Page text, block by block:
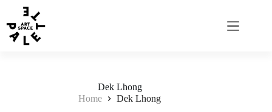
Dek Lhong
Home
Dek Lhong